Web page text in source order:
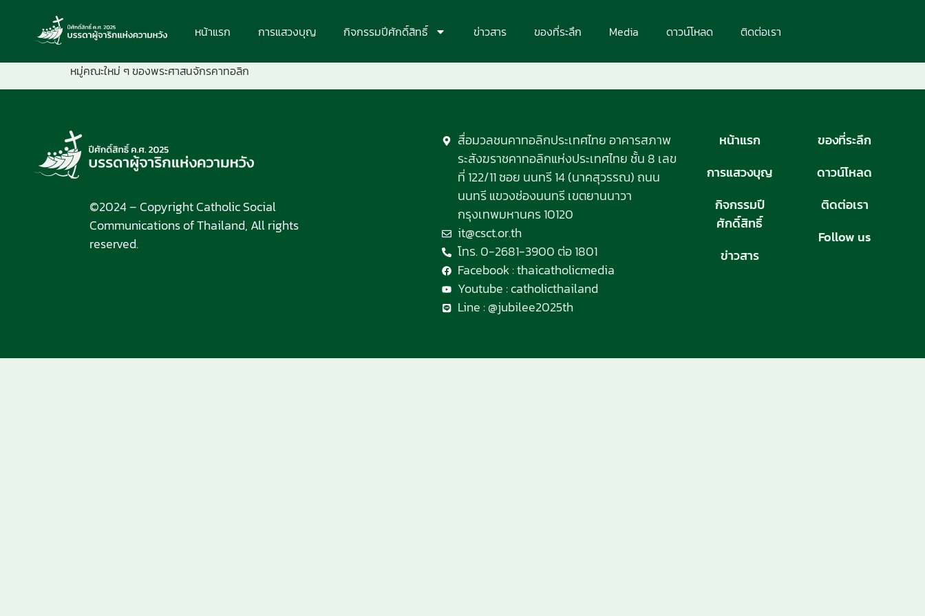
หน้าแรก การแสวงบุญ กิจกรรมปีศักดิ์สิทธิ์ ข่าวสาร ของที่ระลึก Media ดาวน์โหลด ติดต่อเรา
หมู่คณะใหม่ ๆ ของพระศาสนจักรคาทอลิก
©2024 – Copyright Catholic Social
Communications of Thailand, All rights
reserved.
สื่อมวลชนคาทอลิกประเทศไทย อาคารสภาพ
ระสังฆราชคาทอลิกแห่งประเทศไทย ชั้น 8 เลข
ที่ 122/11 ซอย นนทรี 14 (นาคสุวรรณ) ถนน
นนทรี แขวงช่องนนทรี เขตยานนาวา
กรุงเทพมหานคร 10120
it@csct.or.th
โทร. 0-2681-3900 ต่อ 1801
Facebook : thaicatholicmedia
Youtube : catholicthailand
Line : @jubilee2025th
หน้าแรก
การแสวงบุญ
กิจกรรมปี
ศักดิ์สิทธิ์
ข่าวสาร
ของที่ระลึก
ดาวน์โหลด
ติดต่อเรา
Follow us